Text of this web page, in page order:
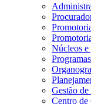
Núcleos e
Gestão
Centro